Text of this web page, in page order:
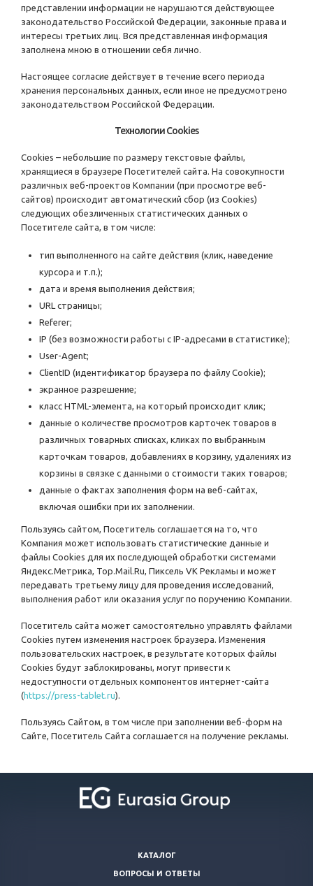
представлении информации не нарушаются действующее
законодательство Российской Федерации, законные права и
интересы третьих лиц. Вся представленная информация
заполнена мною в отношении себя лично.
Настоящее согласие действует в течение всего периода
хранения персональных данных, если иное не предусмотрено
законодательством Российской Федерации.
Технологии Cookies
Cookies – небольшие по размеру текстовые файлы,
хранящиеся в браузере Посетителей сайта. На совокупности
различных веб-проектов Компании (при просмотре веб-
сайтов) происходит автоматический сбор (из Cookies)
следующих обезличенных статистических данных о
Посетителе сайта, в том числе:
тип выполненного на сайте действия (клик, наведение
курсора и т.п.);
дата и время выполнения действия;
URL страницы;
Referer;
IP (без возможности работы с IP-адресами в статистике);
User-Agent;
ClientID (идентификатор браузера по файлу Cookie);
экранное разрешение;
класс HTML-элемента, на который происходит клик;
данные о количестве просмотров карточек товаров в
различных товарных списках, кликах по выбранным
карточкам товаров, добавлениях в корзину, удалениях из
корзины в связке с данными о стоимости таких товаров;
данные о фактах заполнения форм на веб-сайтах,
включая ошибки при их заполнении.
Пользуясь сайтом, Посетитель соглашается на то, что
Компания может использовать статистические данные и
файлы Cookies для их последующей обработки системами
Яндекс.Метрика, Top.Mail.Ru, Пиксель VK Рекламы и может
передавать третьему лицу для проведения исследований,
выполнения работ или оказания услуг по поручению Компании.
Посетитель сайта может самостоятельно управлять файлами
Cookies путем изменения настроек браузера. Изменения
пользовательских настроек, в результате которых файлы
Cookies будут заблокированы, могут привести к
недоступности отдельных компонентов интернет-сайта
(https://press-tablet.ru).
Пользуясь Сайтом, в том числе при заполнении веб-форм на
Сайте, Посетитель Сайта соглашается на получение рекламы.
КАТАЛОГ
ВОПРОСЫ И ОТВЕТЫ